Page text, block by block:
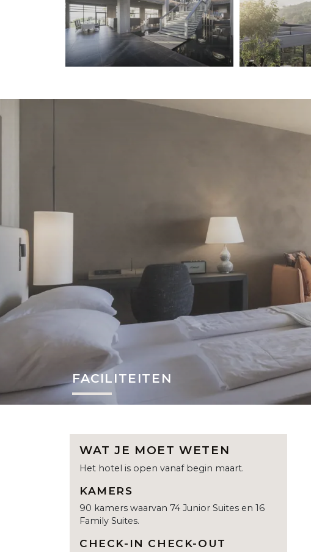
FACILITEITEN
WAT JE MOET WETEN
Het hotel is open vanaf begin maart.
KAMERS
90 kamers waarvan 74 Junior Suites en 16
Family Suites.
CHECK-IN CHECK-OUT